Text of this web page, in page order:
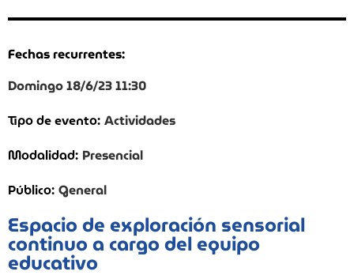
Fechas recurrentes:
Domingo 18/6/23 11:30
Tipo de evento: Actividades
Modalidad: Presencial
Público: General
Espacio de exploración sensorial
continuo a cargo del equipo
educativo